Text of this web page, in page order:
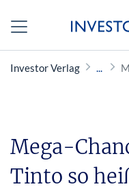
Investor Verlag
Mega-
Tinto so